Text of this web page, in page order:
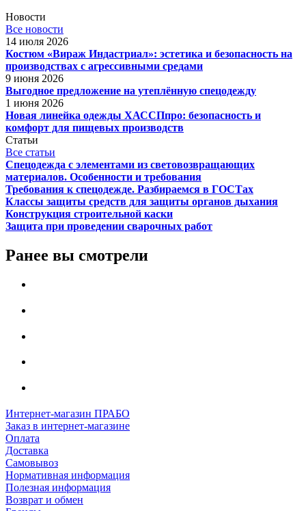
Новости
Все новости
14 июля 2026
Костюм «Вираж Индастриал»: эстетика и безопасность на
производствах с агрессивными средами
9 июня 2026
Выгодное предложение на утеплённую спецодежду
1 июня 2026
Новая линейка одежды ХАССПпро: безопасность и
комфорт для пищевых производств
Статьи
Все статьи
Спецодежда с элементами из световозвращающих
материалов. Особенности и требования
Требования к спецодежде. Разбираемся в ГОСТах
Классы защиты средств для защиты органов дыхания
Конструкция строительной каски
Защита при проведении сварочных работ
Ранее вы смотрели
Интернет-магазин ПРАБО
Заказ в интернет-магазине
Оплата
Доставка
Самовывоз
Нормативная информация
Полезная информация
Возврат и обмен